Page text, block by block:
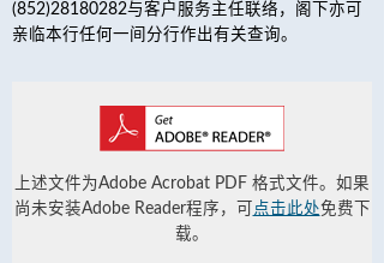
(852)28180282与客户服务主任联络，阁下亦可
亲临本行任何一间分行作出有关查询。
上述文件为Adobe Acrobat PDF 格式文件。如果
尚未安装Adobe Reader程序，可 点击此处免费下
载。